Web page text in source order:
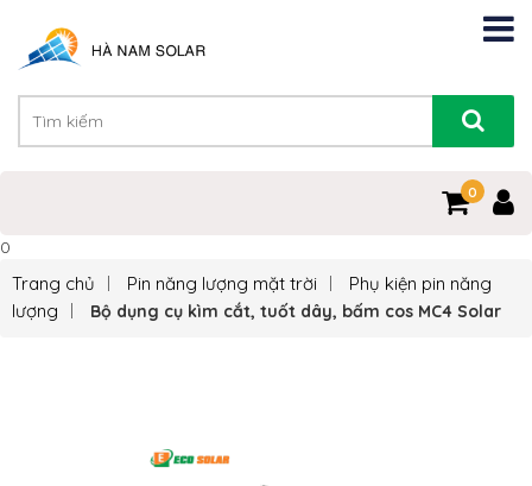
0
0
Trang chủ Pin năng lượng mặt trời
Phụ kiện pin năng
lượng
Bộ dụng cụ kìm cắt, tuốt dây, bấm cos MC4 Solar